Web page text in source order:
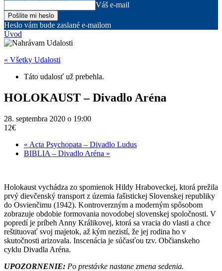
Váš e-mail
Heslo vám bude zaslané e-mailom
Úvod
« Všetky Udalosti
Táto udalosť už prebehla.
HOLOKAUST – Divadlo Aréna
28. septembra 2020 o 19:00
12€
« Acta Psychopata – Divadlo Ludus
BIBLIA – Divadlo Aréna »
Holokaust vychádza zo spomienok Hildy Hraboveckej, ktorá prežila
prvý dievčenský transport z územia fašistickej Slovenskej republiky
do Osvienčimu (1942). Kontroverzným a moderným spôsobom
zobrazuje obdobie formovania novodobej slovenskej spoločnosti. V
popredí je príbeh Anny Králikovej, ktorá sa vracia do vlasti a chce
reštituovať svoj majetok, až kým nezistí, že jej rodina ho v
skutočnosti arizovala. Inscenácia je súčasťou tzv. Občianskeho
cyklu Divadla Aréna.
UPOZORNENIE: Po prestávke nastane zmena sedenia.